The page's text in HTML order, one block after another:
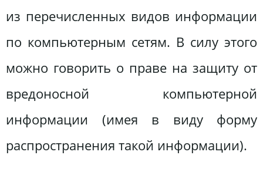
из перечисленных видов информации
по компьютерным сетям. В силу этого
можно говорить о праве на защиту от
вредоносной компьютерной
информации (имея в виду форму
распространения такой информации).